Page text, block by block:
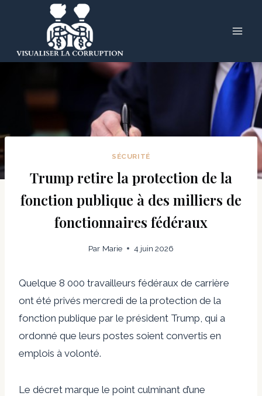
SÉCURITÉ
Trump retire la protection de la
fonction publique à des milliers de
fonctionnaires fédéraux
Par Marie 4 juin 2026
Quelque 8 000 travailleurs fédéraux de carrière
ont été privés mercredi de la protection de la
fonction publique par le président Trump, qui a
ordonné que leurs postes soient convertis en
emplois à volonté.
Le décret marque le point culminant d’une